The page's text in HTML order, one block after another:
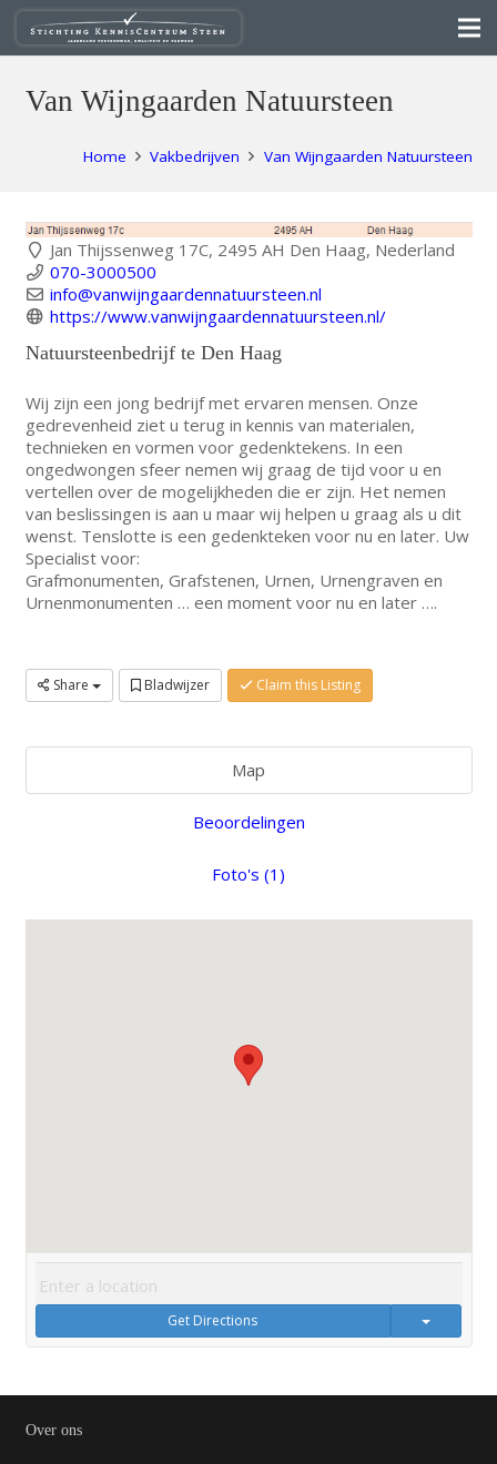
Van Wijngaarden Natuursteen
Home Vakbedrijven Van Wijngaarden Natuursteen
Jan Thijssenweg 17C, 2495 AH Den Haag, Nederland
070-3000500
info@vanwijngaardennatuursteen.nl
https://www.vanwijngaardennatuursteen.nl/
Natuursteenbedrijf te Den Haag
Wij zijn een jong bedrijf met ervaren mensen. Onze
gedrevenheid ziet u terug in kennis van materialen,
technieken en vormen voor gedenktekens. In een
ongedwongen sfeer nemen wij graag de tijd voor u en
vertellen over de mogelijkheden die er zijn. Het nemen
van beslissingen is aan u maar wij helpen u graag als u dit
wenst. Tenslotte is een gedenkteken voor nu en later. Uw
Specialist voor:
Grafmonumenten, Grafstenen, Urnen, Urnengraven en
Urnenmonumenten … een moment voor nu en later ….
Share Bladwijzer Claim this Listing
Map
Beoordelingen
Foto's (1)
Get Directions
Over ons